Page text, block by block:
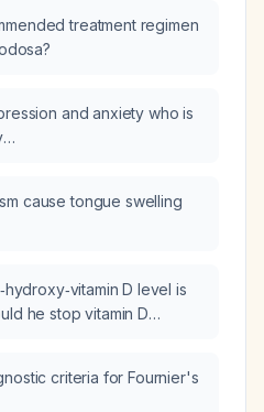
treatment regimen
and anxiety who is
significant fatigue; what is
approach to address
cause tongue swelling
D level is
he stop vitamin D
criteria for Fournier's